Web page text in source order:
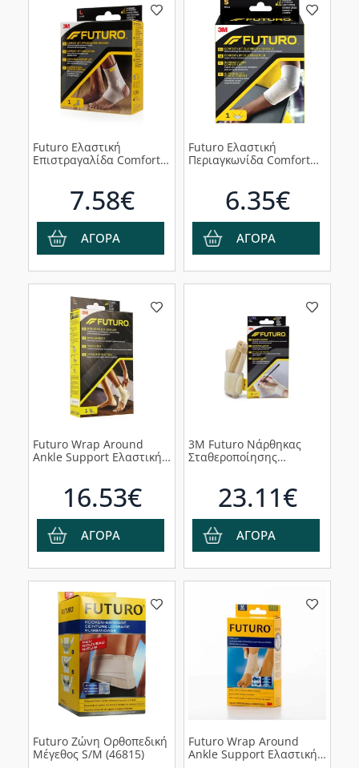
Futuro Ελαστική
Επιστραγαλίδα Comfort
7.58€
ΑΓΟΡΑ
Futuro Ελαστική
Περιαγκωνίδα Comfort
6.35€
ΑΓΟΡΑ
Futuro Wrap Around
Ankle Support Ελαστική
16.53€
ΑΓΟΡΑ
3M Futuro Νάρθηκας
Σταθεροποίησης
23.11€
ΑΓΟΡΑ
Futuro Ζώνη Ορθοπεδική
Μέγεθος S/M (46815)
Futuro Wrap Around
Ankle Support Ελαστική